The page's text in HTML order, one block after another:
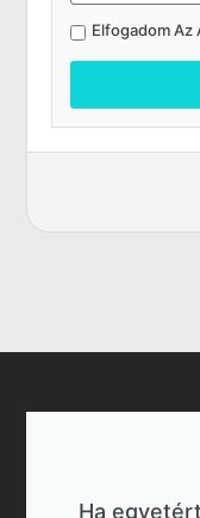
Elfogadom Az
Ha